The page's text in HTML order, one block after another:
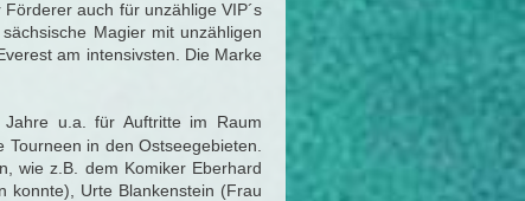
auch für unzählige VIP´s
Magier mit unzähligen
am intensivsten. Die Marke
u.a. für Auftritte im Raum
in den Ostseegebieten.
wie z.B. dem Komiker Eberhard
konnte), Urte Blankenstein (Frau